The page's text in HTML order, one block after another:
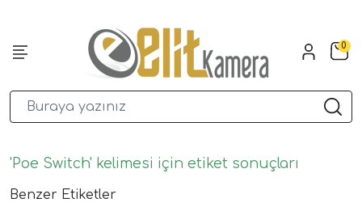
0
'Poe Switch' kelimesi için etiket sonuçları
Benzer Etiketler